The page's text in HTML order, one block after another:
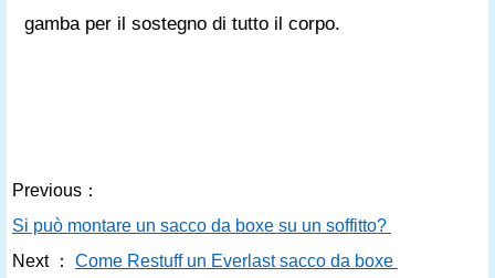
gamba per il sostegno di tutto il corpo.
Previous：
Si può montare un sacco da boxe su un soffitto?
Next ：
Come Restuff un Everlast sacco da boxe